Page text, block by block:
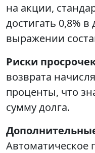
на акции,
достигать 0,8%
выражении
Риски
возврата
проценты, что
сумму долга.
Автоматическое